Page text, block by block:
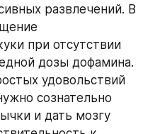
развлечений. В
при отсутствии
дозы дофамина.
удовольствий
сознательно
и дать мозгу